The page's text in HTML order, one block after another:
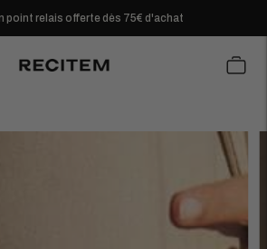
point relais offerte dès 75€ d'achat